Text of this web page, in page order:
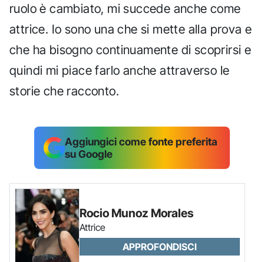
ruolo è cambiato, mi succede anche come
attrice. Io sono una che si mette alla prova e
che ha bisogno continuamente di scoprirsi e
quindi mi piace farlo anche attraverso le
storie che racconto.
Aggiungici come fonte preferita
su Google
Rocio Munoz Morales
Attrice
APPROFONDISCI